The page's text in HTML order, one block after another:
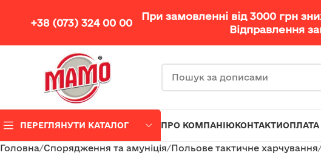
+38 (073) 324 00 00
При замовленні від 3000 грн
Відправлення
ПЕРЕГЛЯНУТИ КАТАЛОГ ПРО КОМПАНІЮКОНТАКТИОПЛАТА
Головна Спорядження та амуніція Польове тактичне харчування